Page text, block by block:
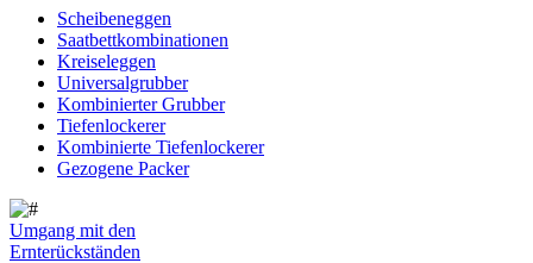
Scheibeneggen
Saatbettkombinationen
Kreiseleggen
Universalgrubber
Kombinierter Grubber
Tiefenlockerer
Kombinierte Tiefenlockerer
Gezogene Packer
Umgang mit den
Ernterückständen